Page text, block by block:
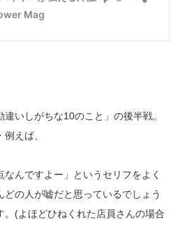
いしがちな10のこと」の後半戦。
えば、
んですよー」というセリフをよく
の人が嘘だと思っているでしょう
(よほどひねくれた店員さんの場合